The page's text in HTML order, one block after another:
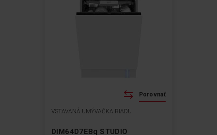
VSTAVANÁ UMÝVAČKA RIADU
DIM64D7EBq STUDIO
Porovnať